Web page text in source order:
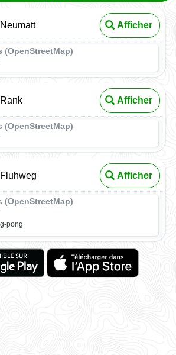
Afficher
(OpenStreetMap)
Afficher
(OpenStreetMap)
Afficher
(OpenStreetMap)
pong